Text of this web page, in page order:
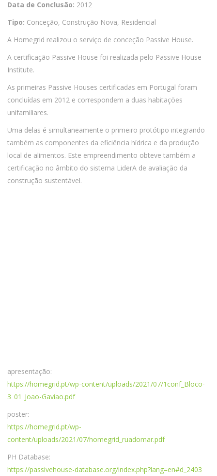
Data de Conclusão: 2012
Tipo: Conceção, Construção Nova, Residencial
A Homegrid realizou o serviço de conceção Passive House.
A certificação Passive House foi realizada pelo Passive House
Institute.
As primeiras Passive Houses certificadas em Portugal foram
concluídas em 2012 e correspondem a duas habitações
unifamiliares.
Uma delas é simultaneamente o primeiro protótipo integrando
também as componentes da eficiência hídrica e da produção
local de alimentos. Este empreendimento obteve também a
certificação no âmbito do sistema LiderA de avaliação da
construção sustentável.
apresentação:
https://homegrid.pt/wp-content/uploads/2021/07/1conf_Bloco-
3_01_Joao-Gaviao.pdf
poster:
https://homegrid.pt/wp-
content/uploads/2021/07/homegrid_ruadomar.pdf
PH Database:
https://passivehouse-database.org/index.php?lang=en#d_2403